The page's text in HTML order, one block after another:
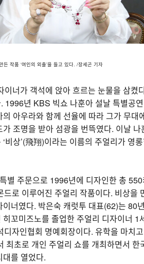
든 작품 ‘여인의 외출’을 들고 있다. /장세곤 기자
이너가 객석에 앉아 흐르는 눈물을 삼켰
1996년 KBS 빅쇼 나훈아 설날 특별공
아우라와 함께 선율에 따라 그가 무대
조명을 받아 섬광을 번뜩였다. 이날 나
비상’(飛翔)이라는 이름의 주얼리가 영
특별 주문으로 1996년에 디자인한 총
로 이루어진 주얼리 작품이다. 비상을
이너였다. 박은숙 캐럿투 대표(62)는 80
꼬미즈노를 졸업한 주얼리 디자이너 1
디자인협회 명예회장이다. 유학을 마치고
최초로 개인 주얼리 쇼를 개최하면서 한
를 열었다.